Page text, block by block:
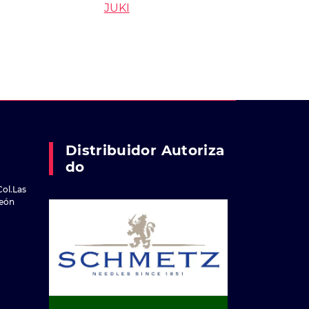
JUKI
Distribuidor Autoriza
Do